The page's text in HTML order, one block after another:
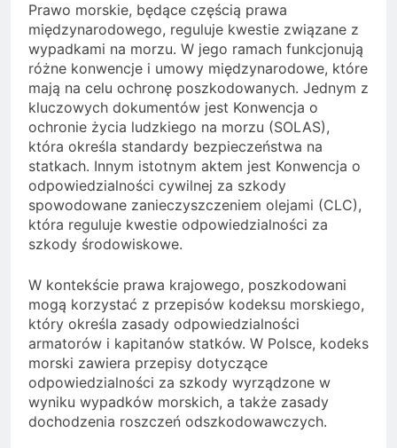
Prawo morskie, będące częścią prawa
międzynarodowego, reguluje kwestie związane z
wypadkami na morzu. W jego ramach funkcjonują
różne konwencje i umowy międzynarodowe, które
mają na celu ochronę poszkodowanych. Jednym z
kluczowych dokumentów jest Konwencja o
ochronie życia ludzkiego na morzu (SOLAS),
która określa standardy bezpieczeństwa na
statkach. Innym istotnym aktem jest Konwencja o
odpowiedzialności cywilnej za szkody
spowodowane zanieczyszczeniem olejami (CLC),
która reguluje kwestie odpowiedzialności za
szkody środowiskowe.
W kontekście prawa krajowego, poszkodowani
mogą korzystać z przepisów kodeksu morskiego,
który określa zasady odpowiedzialności
armatorów i kapitanów statków. W Polsce, kodeks
morski zawiera przepisy dotyczące
odpowiedzialności za szkody wyrządzone w
wyniku wypadków morskich, a także zasady
dochodzenia roszczeń odszkodowawczych.